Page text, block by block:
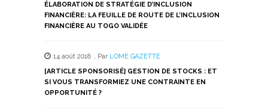
ÉLABORATION DE STRATÉGIE D’INCLUSION
FINANCIÈRE: LA FEUILLE DE ROUTE DE L’INCLUSION
FINANCIÈRE AU TOGO VALIDÉE
14 août 2018 , Par LOME GAZETTE
[ARTICLE SPONSORISÉ] GESTION DE STOCKS : ET
SI VOUS TRANSFORMIEZ UNE CONTRAINTE EN
OPPORTUNITÉ ?